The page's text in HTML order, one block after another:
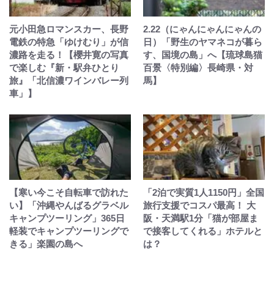
元小田急ロマンスカー、長野
電鉄の特急「ゆけむり」が信
濃路を走る！【櫻井寛の写真
で楽しむ『新・駅弁ひとり
旅』「北信濃ワインバレー列
車」】
2.22（にゃんにゃんにゃんの
日）「野生のヤマネコが暮ら
す、国境の島」へ【琉球島猫
百景〈特別編〉長崎県・対
馬】
【寒い今こそ自転車で訪れた
い】「沖縄やんばるグラベル
キャンプツーリング」365日
軽装でキャンプツーリングで
きる」楽園の島へ
「2泊で実質1人1150円」全国
旅行支援でコスパ最高！ 大
阪・天満駅1分「猫が部屋ま
で接客してくれる」ホテルと
は？